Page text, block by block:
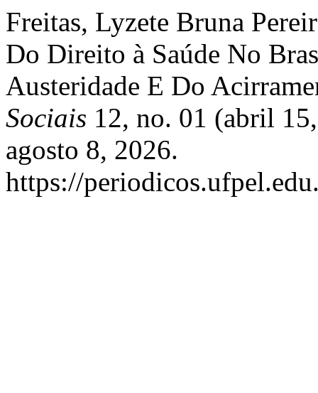
Freitas, Lyzete Bruna
Do Direito à Saúde No
Austeridade E Do
Sociais 12, no. 01 (abril
agosto 8, 2026.
https://